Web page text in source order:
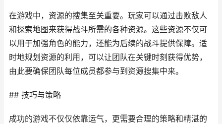
在游戏中，资源的搜集至关重要。玩家可以通过击败敌人
和探索地图来获得战斗所需的各种资源。这些资源不仅可
以用于加强角色的能力，还能为后续的战斗提供保障。适
时地规划资源的利用，可以让团队在关键时刻获得优势，
由此要确保团队每位成员都参与到资源搜集中来。
## 技巧与策略
成功的游戏不仅仅依靠运气，更需要合理的策略和精湛的